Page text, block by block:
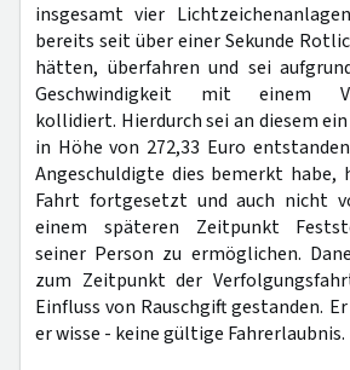
insgesamt vier
bereits seit über einer Sekunde
hätten, überfahren und sei
Geschwindigkeit mit einem
kollidiert. Hierdurch sei an diesem ein
in Höhe von 272,33 Euro
Angeschuldigte dies bemerkt habe,
Fahrt fortgesetzt und auch nicht
einem späteren Zeitpunkt
seiner Person zu ermöglichen.
zum Zeitpunkt der
Einfluss von Rauschgift gestanden.
er wisse - keine gültige Fahrerlaubnis.